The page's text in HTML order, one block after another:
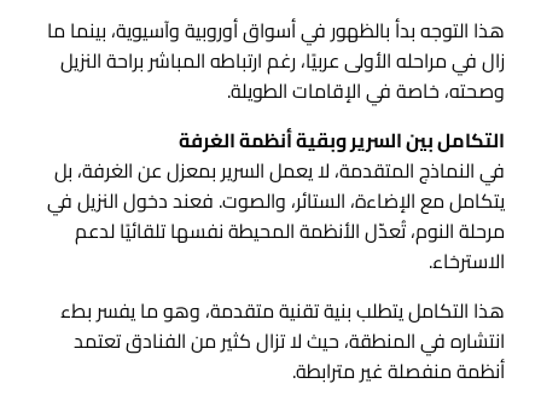
هذا التوجه بدأ بالظهور في أسواق أوروبية وآسيوية، بينما ما
زال في مراحله الأولى عربيًا، رغم ارتباطه المباشر براحة النزيل
وصحته، خاصة في الإقامات الطويلة.
التكامل بين السرير وبقية أنظمة الغرفة
في النماذج المتقدمة، لا يعمل السرير بمعزل عن الغرفة، بل
يتكامل مع الإضاءة، الستائر، والصوت. فعند دخول النزيل في
مرحلة النوم، تُعدّل الأنظمة المحيطة نفسها تلقائيًا لدعم
الاسترخاء.
هذا التكامل يتطلب بنية تقنية متقدمة، وهو ما يفسر بطء
انتشاره في المنطقة، حيث لا تزال كثير من الفنادق تعتمد
أنظمة منفصلة غير مترابطة.